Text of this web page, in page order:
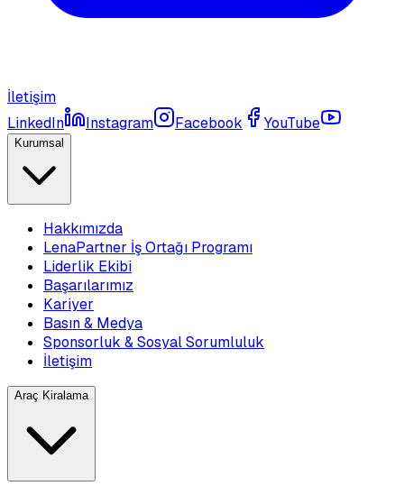
İletişim
LinkedIn
Instagram Facebook YouTube
Kurumsal
Hakkımızda
LenaPartner İş Ortağı Programı
Liderlik Ekibi
Başarılarımız
Kariyer
Basın & Medya
Sponsorluk & Sosyal Sorumluluk
İletişim
Araç Kiralama